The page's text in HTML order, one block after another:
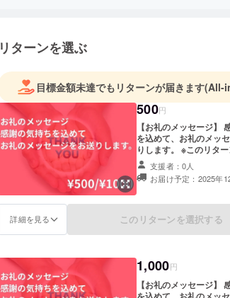
地元・大垣では音楽イベント「ogaki base」を主催
やジャンルを超えた交流の場を届けている。
想いを広げ、音楽と出会い、心が動く場を作り出
リターンを選ぶ
目標金額未達でもリターンが届きます(All-
500円
【お礼のメッセージ】
を込めて、お礼のメッ
りします。 ※このリタ
のリターンと同じ内容と
支援者：0人
お届け予定：2025年
詳細を見る このリターンを選択する
1,000円
【お礼のメッセージ】